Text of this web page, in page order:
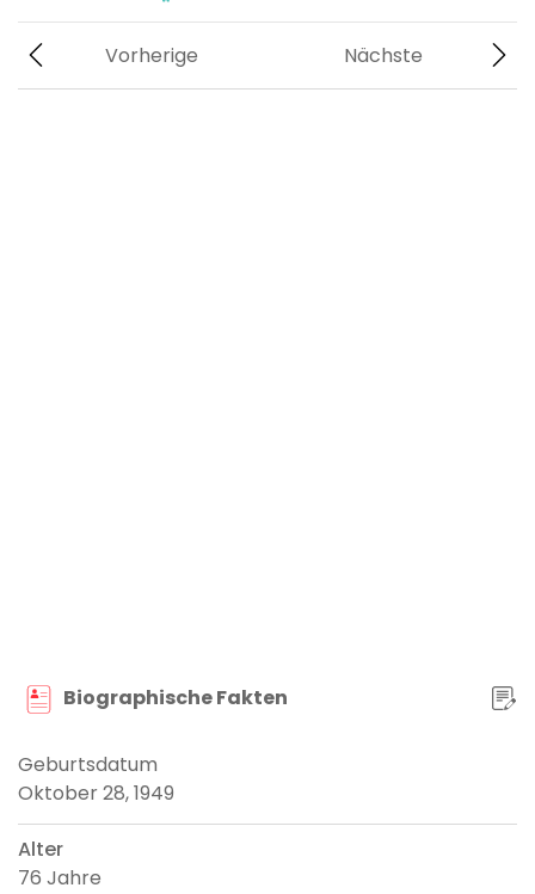
Nächste
Vorherige
Biographische Fakten
Geburtsdatum
Oktober 28, 1949
Alter
76 Jahre